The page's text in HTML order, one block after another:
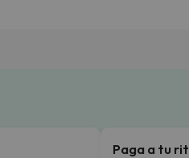
Paga a tu